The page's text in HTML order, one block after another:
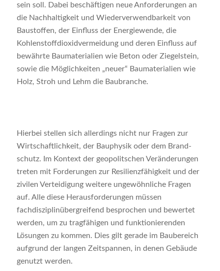
sein soll. Dabei beschäftigen neue Anforderungen an
die Nachhaltigkeit und Wiederverwendbarkeit von
Baustoffen, der Einfluss der Energiewende, die
Kohlenstoffdioxidvermeidung und deren Einfluss auf
bewährte Baumaterialien wie Beton oder Ziegelstein,
sowie die Möglichkeiten „neuer“ Bauma­terialien wie
Holz, Stroh und Lehm die Baubranche.
Hierbei stellen sich allerdings nicht nur Fragen zur
Wirtschaftlichkeit, der Bauphysik oder dem Brand­
schutz. Im Kontext der geopolitschen Veränderungen
treten mit Forderungen zur Resilienzfähigkeit und der
zivilen Verteidigung weitere unge­wöhnliche Fragen
auf. Alle diese Herausforderungen müssen
fachdisziplinübergreifend be­sprochen und bewertet
werden, um zu tragfähigen und funktionierenden
Lösungen zu kommen. Dies gilt gerade im Baubereich
aufgrund der langen Zeitspannen, in denen Gebäude
genutzt werden.